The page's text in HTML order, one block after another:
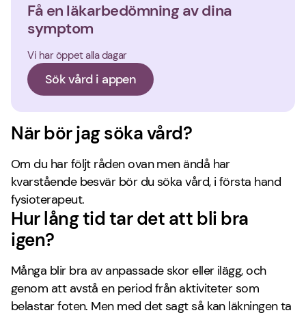
Få en läkarbedömning av dina
symptom
Vi har öppet alla dagar
Sök vård i appen
När bör jag söka vård?
Om du har följt råden ovan men ändå har
kvarstående besvär bör du söka vård, i första hand
fysioterapeut.
Hur lång tid tar det att bli bra
igen?
Många blir bra av anpassade skor eller ilägg, och
genom att avstå en period från aktiviteter som
belastar foten. Men med det sagt så kan läkningen ta